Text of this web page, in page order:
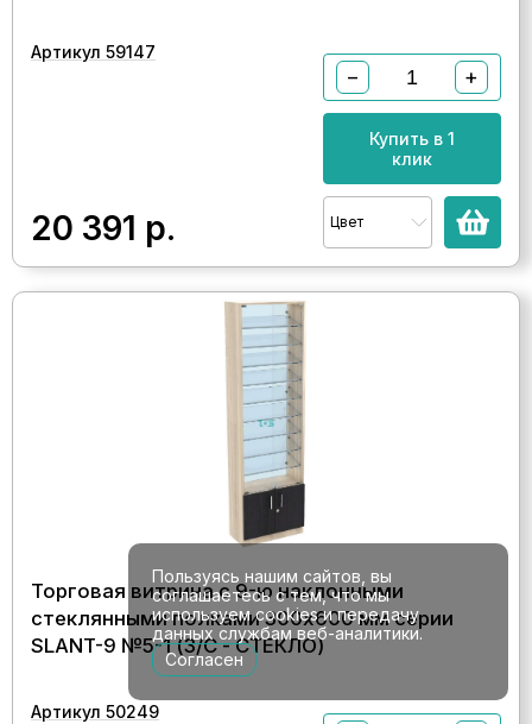
Артикул 59147
20 391 р.
− +
Купить в 1
клик
Цвет
Торговая витрина с 9-ю наклонными
стеклянными полками 300x600 мм серии
SLANT-9 №5-1 (З/C - СТЕКЛО)
Артикул 50249
Пользуясь нашим сайтов, вы
соглашаетесь с тем, что мы
используем cookies и передачу
данных службам веб-аналитики.
Согласен